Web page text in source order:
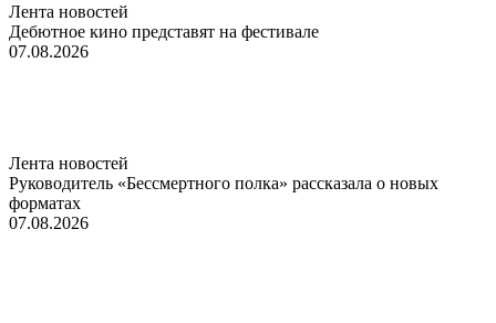
Лента новостей
Дебютное кино представят на фестивале
07.08.2026
Лента новостей
Руководитель «Бессмертного полка» рассказала о новых
форматах
07.08.2026